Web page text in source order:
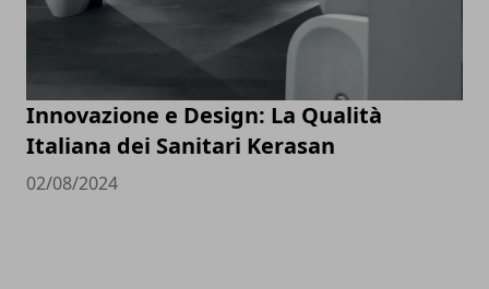
Innovazione e Design: La Qualità
Italiana dei Sanitari Kerasan
02/08/2024